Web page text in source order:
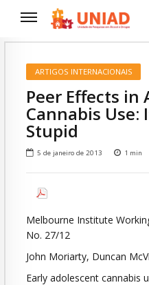
ARTIGOS INTERNACIONAIS
Peer Effects in
Cannabis Use:
Stupid
5 de janeiro de 2013 1 min
Melbourne Institute
No. 27/12
John Moriarty, Duncan
Early adolescent cannabis